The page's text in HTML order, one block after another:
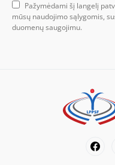
Pažymėdami šį langelį
mūsų naudojimo sąlygomis,
duomenų saugojimu.